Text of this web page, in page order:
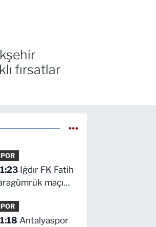
fırsatlar
maçı
kanalda saat